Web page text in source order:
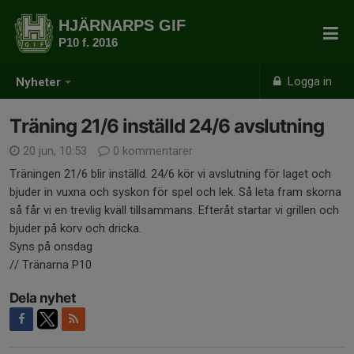
Nyheter Logga in
HJÄRNARPS GIF
P10 f. 2016
Träning 21/6 inställd 24/6 avslutning
20 jun, 10:53
0 kommentarer
Träningen 21/6 blir inställd. 24/6 kör vi avslutning för laget och
bjuder in vuxna och syskon för spel och lek. Så leta fram skorna
så får vi en trevlig kväll tillsammans. Efteråt startar vi grillen och
bjuder på korv och dricka.
Syns på onsdag
// Tränarna P10
Dela nyhet